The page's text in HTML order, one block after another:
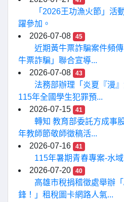
「2026王功漁火節」活
躍參加。
2026-07-08
45
近期黃牛票詐騙案件頻
牛票詐騙」聯合宣導...
2026-07-08
43
法務部辦理「炎夏『漫
115年全國學生犯罪預...
2026-07-15
41
轉知 教育部委託方成事
年教師節敬師徵稿活...
2026-07-16
41
115年暑期青春專案-水
2026-07-20
40
高雄市稅捐稽徵處舉辦
鋒！」租稅圖卡網路人氣...